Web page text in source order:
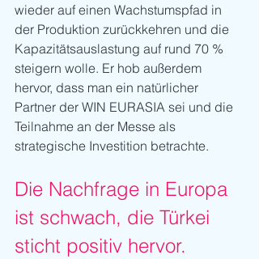
wieder auf einen Wachstumspfad in
der Produktion zurückkehren und die
Kapazitätsauslastung auf rund 70 %
steigern wolle. Er hob außerdem
hervor, dass man ein natürlicher
Partner der WIN EURASIA sei und die
Teilnahme an der Messe als
strategische Investition betrachte.
Die Nachfrage in Europa
ist schwach, die Türkei
sticht positiv hervor.